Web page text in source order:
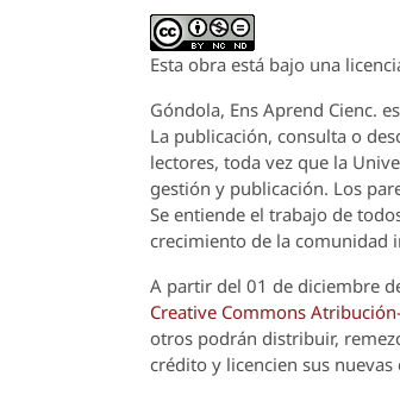
Esta obra está bajo una
Góndola, Ens Aprend Cienc.
La publicación, consulta o
lectores, toda vez que la
gestión y publicación. Los
Se entiende el trabajo de
crecimiento de la comunidad
A partir del 01 de diciembre
Creative Commons
otros podrán distribuir,
crédito y licencien sus